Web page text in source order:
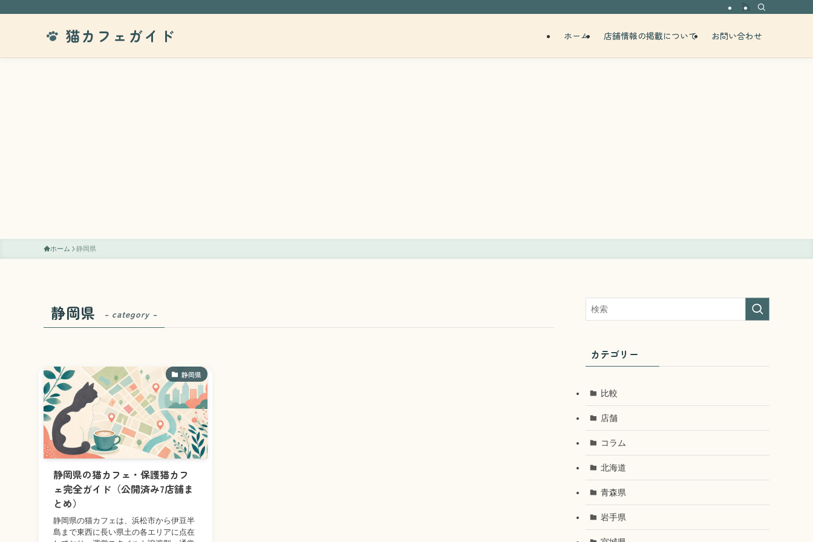
猫カフェガイド ホーム 店舗情報の掲載について お問い合わせ
ホーム 静岡県
静岡県 – category –
静岡県
静岡県の猫カフェ・保護猫カフ
ェ完全ガイド（公開済み7店舗ま
とめ）
静岡県の猫カフェは、浜松市から伊豆半
島まで東西に長い県土の各エリアに点在
カテゴリー
比較
店舗
コラム
北海道
青森県
岩手県